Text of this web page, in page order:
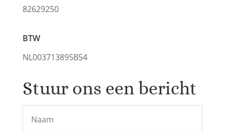
82629250
BTW
NL003713895B54
Stuur ons een bericht